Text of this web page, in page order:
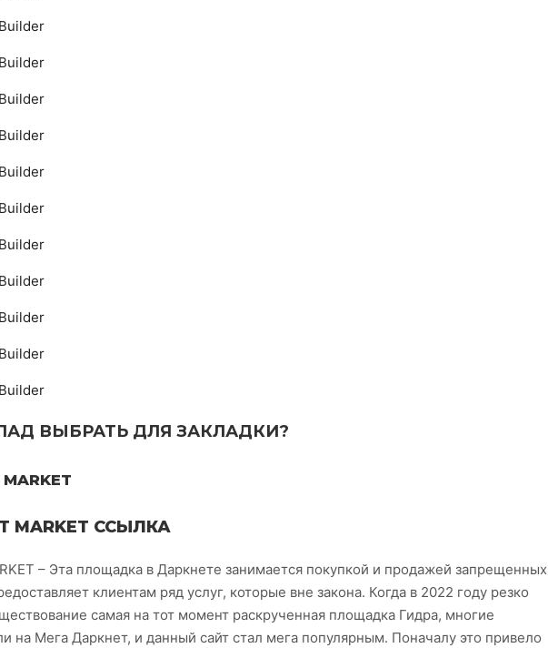
ВЫБРАТЬ ДЛЯ ЗАКЛАДКИ?
MARKET ССЫЛКА
– Эта площадка в Даркнете занимается покупкой и продажей запрещенных
клиентам ряд услуг, которые вне закона. Когда в 2022 году резко
самая на тот момент раскрученная площадка Гидра, многие
на Мега Даркнет, и данный сайт стал мега популярным. Поначалу это привело